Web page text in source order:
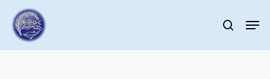
main
content
search
Menu